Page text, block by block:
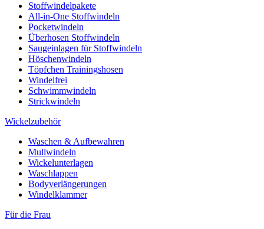
Stoffwindelpakete
All-in-One Stoffwindeln
Pocketwindeln
Überhosen Stoffwindeln
Saugeinlagen für Stoffwindeln
Höschenwindeln
Töpfchen Trainingshosen
Windelfrei
Schwimmwindeln
Strickwindeln
Wickelzubehör
Waschen & Aufbewahren
Mullwindeln
Wickelunterlagen
Waschlappen
Bodyverlängerungen
Windelklammer
Für die Frau